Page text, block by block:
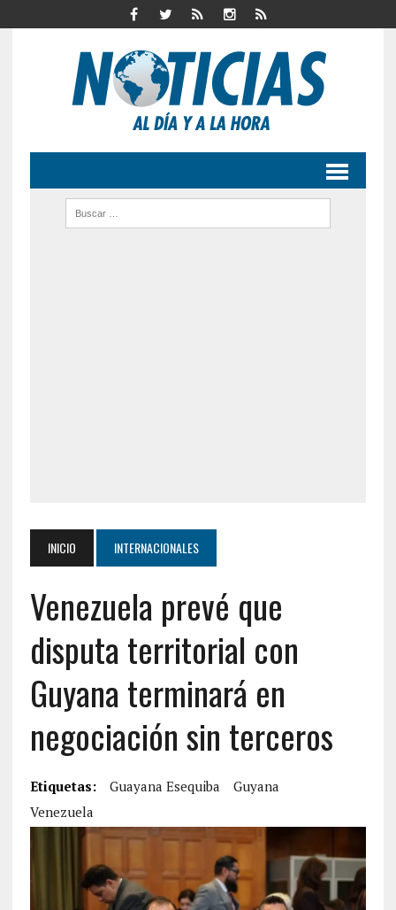
INICIO INTERNACIONALES
Venezuela prevé que
disputa territorial con
Guyana terminará en
negociación sin terceros
Etiquetas: Guayana Esequiba
Guyana
Venezuela